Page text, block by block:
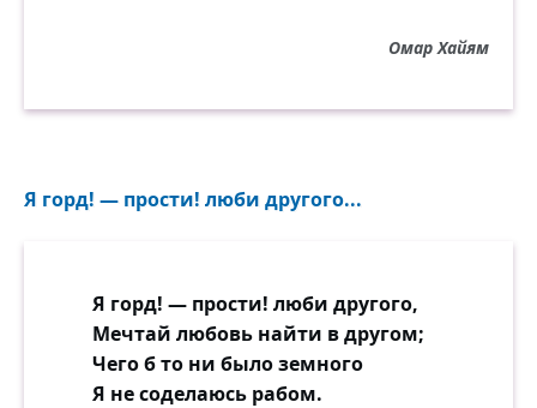
Омар Хайям
Я горд! — прости! люби другого...
Я горд! — прости! люби другого,
Мечтай любовь найти в другом;
Чего б то ни было земного
Я не соделаюсь рабом.